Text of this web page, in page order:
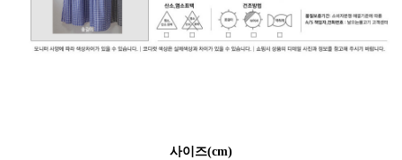
사이즈(cm)